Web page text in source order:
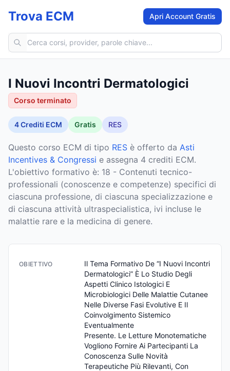
Trova ECM Apri Account Gratis
Cerca corsi ECM
I Nuovi Incontri Dermatologici
Corso terminato
4Crediti ECM Gratis RES
Questo corso ECM di tipo RES è offerto da Asti
Incentives & Congressi e assegna 4 crediti ECM.
L'obiettivo formativo è: 18 - Contenuti tecnico-
professionali (conoscenze e competenze) specifici di
ciascuna professione, di ciascuna specializzazione e
di ciascuna attività ultraspecialistica, ivi incluse le
malattie rare e la medicina di genere.
OBIETTIVO
Il Tema Formativo De “I Nuovi Incontri
Dermatologici” È Lo Studio Degli
Aspetti Clinico Istologici E
Microbiologici Delle Malattie Cutanee
Nelle Diverse Fasi Evolutive E Il
Coinvolgimento Sistemico
Eventualmente
Presente. Le Letture Monotematiche
Vogliono Fornire Ai Partecipanti La
Conoscenza Sulle Novità
Terapeutiche Più Rilevanti, Con